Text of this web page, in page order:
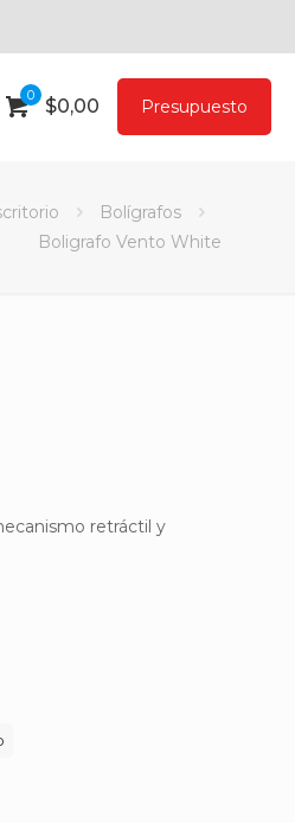
0 $0,00 Presupuesto
Bolígrafos
Boligrafo Vento White
retráctil y